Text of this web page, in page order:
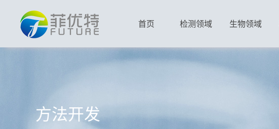
首页 检测领域 生物领域
方法开发